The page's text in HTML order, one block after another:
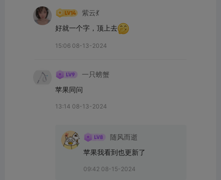
紫云💃
好就一个字，顶上去
15:06 08-13-2024
一只螃蟹
苹果同问
13:14 08-13-2024
随风而逝
苹果我看到也更新了
09:42 08-15-2024